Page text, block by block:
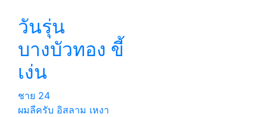
วันรุ่น
บางบัวทอง ขี้
เง่น
ชาย 24
ผมลีครับ อิสลาม เหงา